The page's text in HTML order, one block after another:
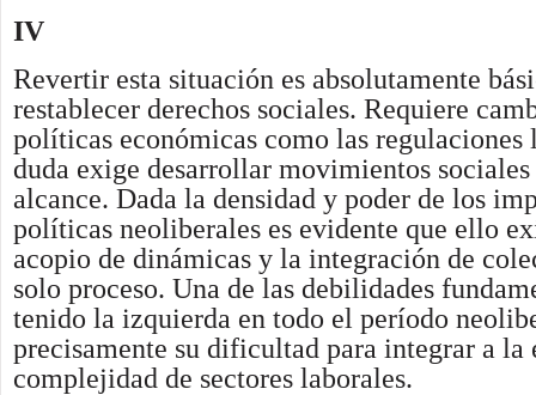
IV
Revertir esta situación es absolutamente
restablecer derechos sociales. Requiere
políticas económicas como las regulaciones
duda exige desarrollar movimientos
alcance. Dada la densidad y poder de los
políticas neoliberales es evidente que ello
acopio de dinámicas y la integración de
solo proceso. Una de las debilidades
tenido la izquierda en todo el período
precisamente su dificultad para integrar a la
complejidad de sectores laborales.